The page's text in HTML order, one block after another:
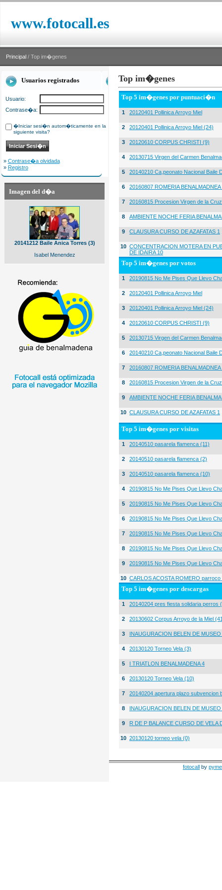
www.fotocall.es
Principal / Top im�genes
Usuarios registrados
Usuario:
Contrase�a:
�Iniciar sesi�n autom�ticamente en la
siguiente visita?
» Contrase�a olvidada
» Registro
Imagen del d�a
20141212 Baile Anica Torres (3)
Isabel Menendez
Top im�genes
Top 5 im�genes por puntuaci�n
1 20120401 Pollinica Arroyo Miel
2 20120401 Pollinica Arroyo Miel (24)
3 20120610 CORPUS CHRISTI (9)
4 20130715 Virgen del Carmen
5 20140210 Ca,peonato Nacional Baile
6 20160807 ROMERIA
7 20160815 Procesion Virgen de la
8 AMBIENTE NOCHE FERIA
9 CLAUSURA CURSO DE AZAFATAS 1
10 CONCENTRACION MOTERA EN
DE IDAIRA 10
Top 5 im�genes por votos
1 20190815 No Me Pises Que Llevo
2 20120401 Pollinica Arroyo Miel
3 20120401 Pollinica Arroyo Miel (24)
4 20120610 CORPUS CHRISTI (9)
5 20130715 Virgen del Carmen
6 20140210 Ca,peonato Nacional Baile
7 20160807 ROMERIA
8 20160815 Procesion Virgen de la
9 AMBIENTE NOCHE FERIA
10 CLAUSURA CURSO DE AZAFATAS 1
Top 5 im�genes por visitas
1 20140510 pasarela flamenca (11)
2 20140510 pasarela flamenca (2)
3 20140510 pasarela flamenca (10)
4 20190815 No Me Pises Que Llevo
5 20190815 No Me Pises Que Llevo
6 20190815 No Me Pises Que Llevo
7 20190815 No Me Pises Que Llevo
8 20190815 No Me Pises Que Llevo
9 20190815 No Me Pises Que Llevo
10 CARLOS ACOSTA ROMERO
Top 5 im�genes por descargas
1 20140204 pres fiesta solidaria perros
2 20130602 Corpus Arroyo de la Miel
3 INAUGURACION BELEN DE
4 20130120 Torneo Vela (3)
5 I TRIATLON BENALMADENA 4
6 20130120 Torneo Vela (10)
7 20140204 apertura plazo subvencion
8 INAUGURACION BELEN DE
9 R DE P BALANCE CURSO DE VELA
10 20130120 torneo vela (0)
fotocall by